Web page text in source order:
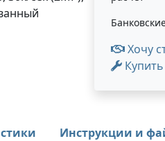
Хочу
Инструкции и